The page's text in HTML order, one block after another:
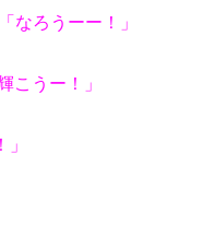
なろうーー！」
こうー！」